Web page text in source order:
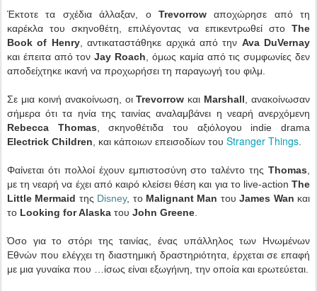
Έκτοτε τα σχέδια άλλαξαν, ο Trevorrowαποχώρησε από τη
καρέκλα του σκηνοθέτη, επιλέγοντας να επικεντρωθεί στο The
Book of Henry, αντικαταστάθηκε αρχικά από την Ava DuVernay
και έπειτα από τονJay Roach , όμως καμία από τις συμφωνίες δεν
αποδείχτηκε ικανή να προχωρήσει τη παραγωγή του φιλμ.
Σε μια κοινή ανακοίνωση, οιTrevorrow και Marshall , ανακοίνωσαν
σήμερα ότι τα ηνία της ταινίας αναλαμβάνει η νεαρή ανερχόμενη
Rebecca Thomas , σκηνοθέτιδα του αξιόλογου indie drama
Electrick Children , και κάποιων επεισοδίων του Stranger Things
Φαίνεται ότι πολλοί έχουν εμπιστοσύνη στο ταλέντο της Thomas
με τη νεαρή να έχει από καιρό κλείσει θέση και για το live-action The
Little Mermaid της Disney, το Malignant Man τουJames Wan και
το Looking for Alaska του John Greene
Όσο για το στόρι της ταινίας, ένας υπάλληλος των Ηνωμένων
Εθνών που ελέγχει τη διαστημική δραστηριότητα, έρχεται σε επαφή
με μια γυναίκα που …ίσως είναι εξωγήινη, την οποία και ερωτεύεται.